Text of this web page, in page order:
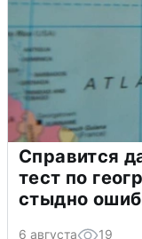
Справится
тест по
стыдно
6 августа 19